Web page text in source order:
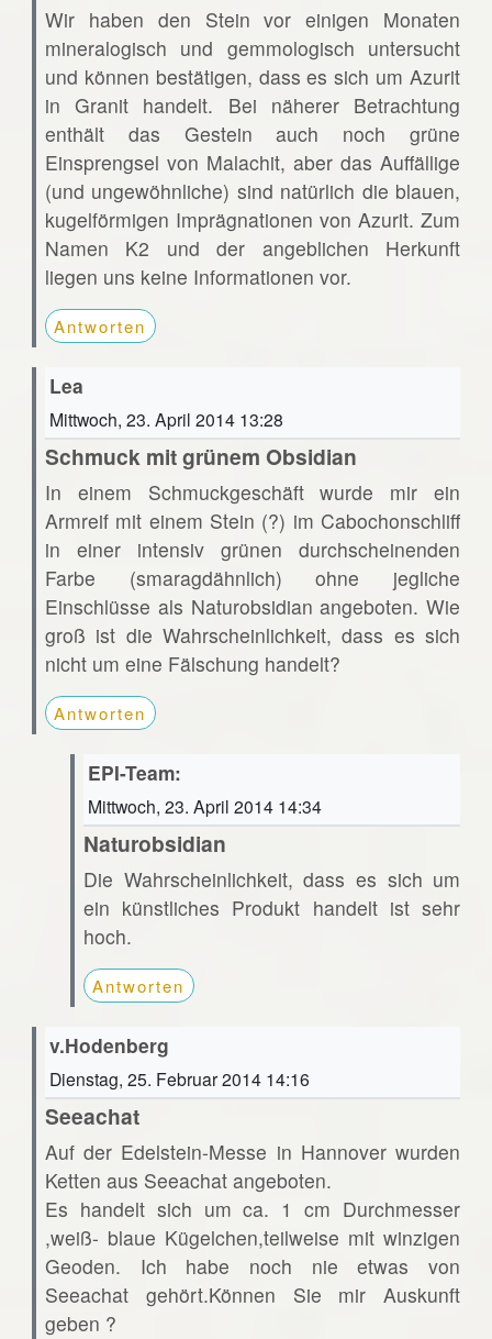
Wir haben den Stein vor einigen Monaten
mineralogisch und gemmologisch untersucht
und können bestätigen, dass es sich um Azurit
in Granit handelt. Bei näherer Betrachtung
enthält das Gestein auch noch grüne
Einsprengsel von Malachit, aber das Auffällige
(und ungewöhnliche) sind natürlich die blauen,
kugelförmigen Imprägnationen von Azurit. Zum
Namen K2 und der angeblichen Herkunft
liegen uns keine Informationen vor.
Antworten
Lea
Mittwoch, 23. April 2014 13:28
Schmuck mit grünem Obsidian
In einem Schmuckgeschäft wurde mir ein
Armreif mit einem Stein (?) im Cabochonschliff
in einer intensiv grünen durchscheinenden
Farbe (smaragdähnlich) ohne jegliche
Einschlüsse als Naturobsidian angeboten. Wie
groß ist die Wahrscheinlichkeit, dass es sich
nicht um eine Fälschung handelt?
Antworten
EPI-Team:
Mittwoch, 23. April 2014 14:34
Naturobsidian
Die Wahrscheinlichkeit, dass es sich um
ein künstliches Produkt handelt ist sehr
hoch.
Antworten
v.Hodenberg
Dienstag, 25. Februar 2014 14:16
Seeachat
Auf der Edelstein-Messe in Hannover wurden
Ketten aus Seeachat angeboten.
Es handelt sich um ca. 1 cm Durchmesser
,weiß- blaue Kügelchen,teilweise mit winzigen
Geoden. Ich habe noch nie etwas von
Seeachat gehört.Können Sie mir Auskunft
geben ?